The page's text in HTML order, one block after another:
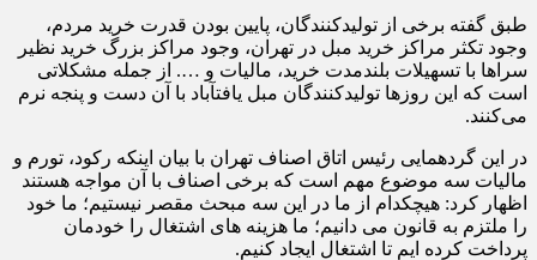
طبق گفته برخی از تولیدکنندگان، پایین بودن قدرت خرید مردم،
وجود تکثر مراکز خرید مبل در تهران، وجود مراکز بزرگ خرید نظیر
سراها با تسهیلات بلندمدت خرید، مالیات‌ و …. از جمله مشکلاتی
است که این روزها تولیدکنندگان مبل یافت‎آباد با آن دست و پنجه نرم
می‌کنند.
در این گردهمایی رئیس اتاق اصناف تهران با بیان اینکه رکود، تورم و
مالیات سه موضوع مهم است که برخی اصناف با آن مواجه هستند
اظهار کرد: هیچکدام از ما در این سه مبحث مقصر نیستیم؛ ما خود
را ملتزم به قانون می دانیم؛ ما هزینه ‌های اشتغال را خودمان
پرداخت کرده ایم تا اشتغال ایجاد کنیم.